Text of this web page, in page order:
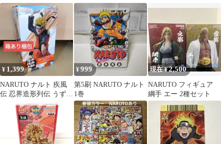
ダラ フィギュア
影
封
¥ 1,399
NARUTO ナルト 疾風
伝 忍界造形列伝 うずま
きナルト フィギュア
¥999
第5刷 NARUTO ナルト
1巻
現在 ¥2,500
NARUTO フィギュア
綱手 エー 2種セット